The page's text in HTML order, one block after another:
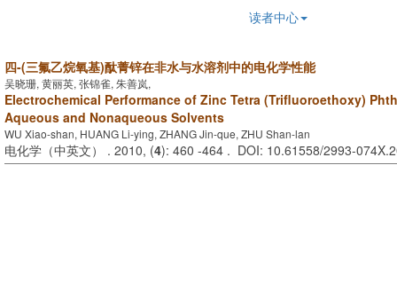
读者中心
四-(三氟乙烷氧基)酞菁锌在非水与水溶剂中的电化学性能
吴晓珊, 黄丽英, 张锦雀, 朱善岚,
Electrochemical Performance of Zinc Tetra (Trifluoroethoxy)
Aqueous and Nonaqueous Solvents
WU Xiao-shan, HUANG Li-ying, ZHANG Jin-que, ZHU Shan-lan
电化学（中英文） . 2010, (4): 460 -464 . DOI: 10.61558/2993-